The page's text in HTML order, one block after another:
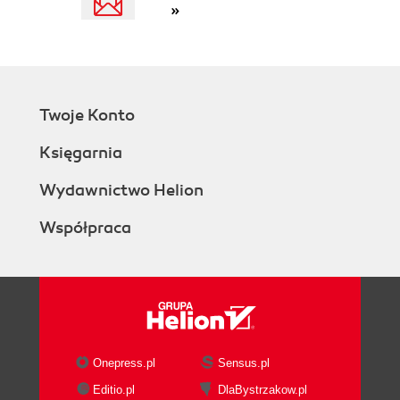
»
Twoje Konto
Księgarnia
Wydawnictwo Helion
Współpraca
Onepress.pl
Sensus.pl
Editio.pl
DlaBystrzakow.pl